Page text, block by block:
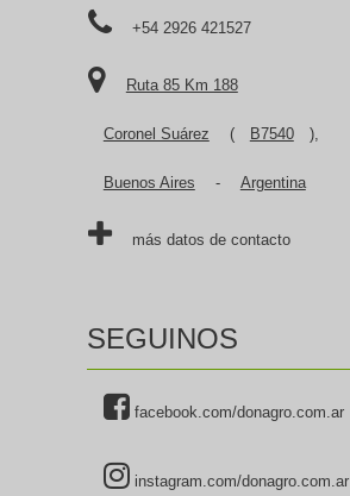
+54 2926 421527
Ruta 85 Km 188
Coronel Suárez ( B7540 ),
Buenos Aires - Argentina
más datos de contacto
SEGUINOS
facebook.com/donagro.com.ar
instagram.com/donagro.com.ar